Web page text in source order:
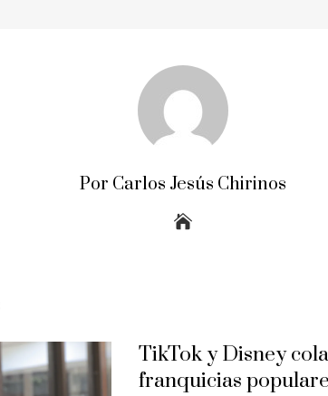
Por Carlos Jesús Chirinos
TikTok y Disney
franquicias